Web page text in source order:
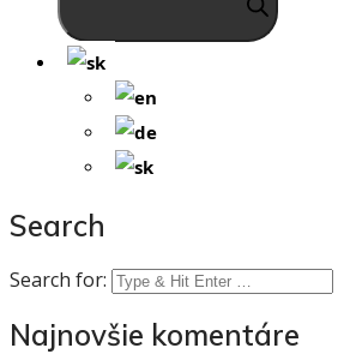
Search
Search for:
Najnovšie komentáre